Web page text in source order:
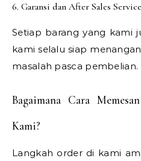
6. Garansi dan After Sales Service
Setiap barang yang kami
kami selalu siap
masalah pasca pembelian.
Bagaimana Cara
Kami?
Langkah order di kami